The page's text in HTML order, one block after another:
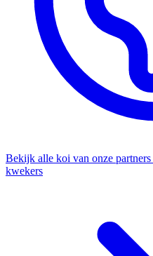
Bekijk alle koi van onze partners
kwekers